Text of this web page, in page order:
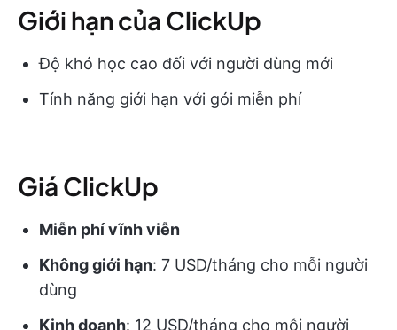
Giới hạn của ClickUp
Độ khó học cao đối với người dùng mới
Tính năng giới hạn với gói miễn phí
Giá ClickUp
Miễn phí vĩnh viễn
Không giới hạn: 7 USD/tháng cho mỗi người
dùng
Kinh doanh: 12 USD/tháng cho mỗi người